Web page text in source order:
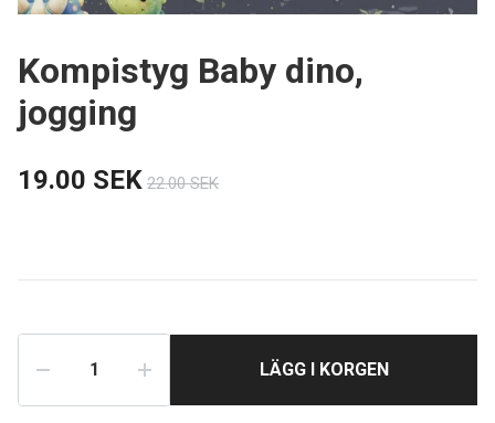
Kompistyg Baby dino,
jogging
19.00 SEK 22.00 SEK
LÄGG I KORGEN